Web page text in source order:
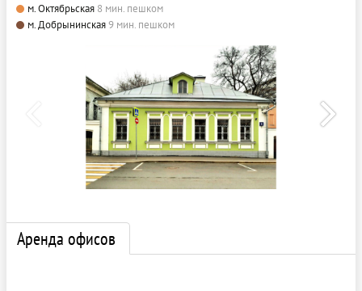
м. Октябрьская 8 мин. пешком
м. Добрынинская9 мин. пешком
Аренда офисов